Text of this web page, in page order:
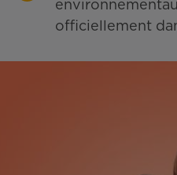
officiellement